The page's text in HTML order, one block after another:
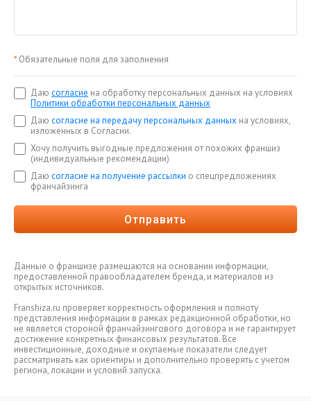
* Обязательные поля для заполнения
Даю согласие на обработку персональных данных на условиях
Политики обработки персональных данных
Даю согласие на передачу персональных данных на условиях,
изложенных в Согласии.
Хочу получить выгодные предложения от похожих франшиз
(индивидуальные рекомендации)
Даю согласие на получение рассылки о спецпредложениях
франчайзинга
Отправить
Данные о франшизе размещаются на основании информации,
предоставленной правообладателем бренда, и материалов из
открытых источников.
Franshiza.ru проверяет корректность оформления и полноту
представления информации в рамках редакционной обработки, но
не является стороной франчайзингового договора и не гарантирует
достижение конкретных финансовых результатов. Все
инвестиционные, доходные и окупаемые показатели следует
рассматривать как ориентиры и дополнительно проверять с учетом
региона, локации и условий запуска.